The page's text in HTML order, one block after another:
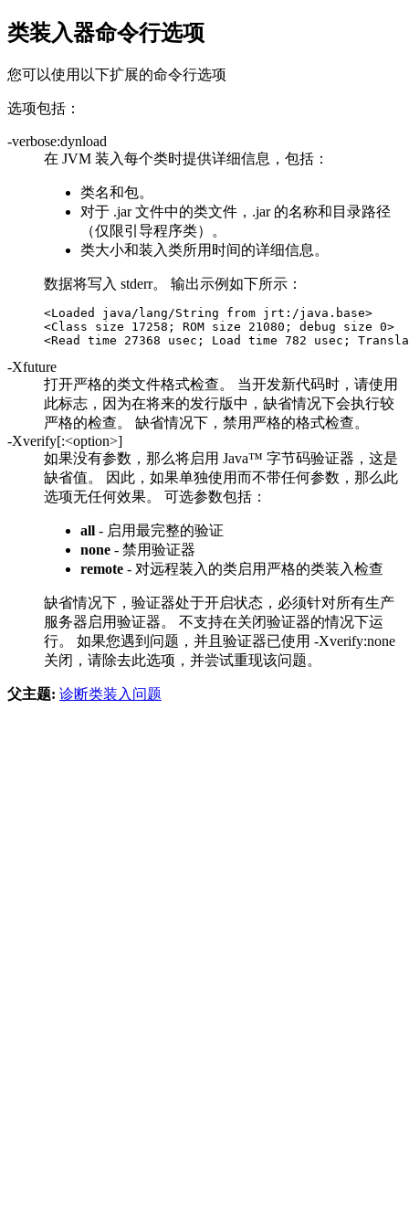
类装入器命令行选项
您可以使用以下扩展的命令行选项
选项包括：
-verbose:dynload
在 JVM 装入每个类时提供详细信息，包括：
类名和包。
对于 .jar 文件中的类文件，.jar 的名称和目录路径
（仅限引导程序类）。
类大小和装入类所用时间的详细信息。
数据将写入 stderr。 输出示例如下所示：
<Loaded java/lang/String from jrt:/java.base>
<Class size 17258; ROM size 21080; debug size 0>
<Read time 27368 usec; Load time 782 usec;
-Xfuture
打开严格的类文件格式检查。 当开发新代码时，请使用
此标志，因为在将来的发行版中，缺省情况下会执行较
严格的检查。 缺省情况下，禁用严格的格式检查。
-Xverify[:<option>]
如果没有参数，那么将启用 Java™ 字节码验证器，这是
缺省值。 因此，如果单独使用而不带任何参数，那么此
选项无任何效果。 可选参数包括：
all - 启用最完整的验证
none - 禁用验证器
remote - 对远程装入的类启用严格的类装入检查
缺省情况下，验证器处于开启状态，必须针对所有生产
服务器启用验证器。 不支持在关闭验证器的情况下运
行。 如果您遇到问题，并且验证器已使用 -Xverify:none
关闭，请除去此选项，并尝试重现该问题。
父主题: 诊断类装入问题